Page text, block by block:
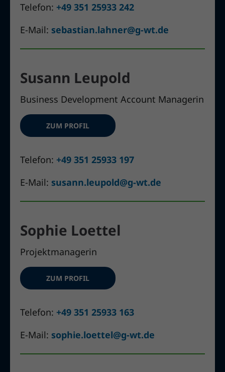
Telefon: +49 351 25933 242
E-Mail: sebastian.lahner@g-wt.de
Susann Leupold
Business Development Account Managerin
ZUM PROFIL
Telefon: +49 351 25933 197
E-Mail: susann.leupold@g-wt.de
Sophie Loettel
Projektmanagerin
ZUM PROFIL
Telefon: +49 351 25933 163
E-Mail: sophie.loettel@g-wt.de